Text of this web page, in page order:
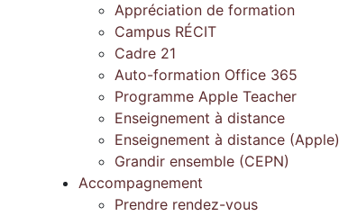
Appréciation de formation
Campus RÉCIT
Cadre 21
Auto-formation Office 365
Programme Apple Teacher
Enseignement à distance
Enseignement à distance (Apple)
Grandir ensemble (CEPN)
Accompagnement
Prendre rendez-vous